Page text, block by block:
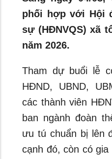
phối hợp với Hội
sự (HĐNVQS) xã
năm 2026.
Tham dự buổi lễ
HĐND, UBND,
các thành viên
ban ngành đoàn
ưu tú chuẩn bị lên
cạnh đó, còn có